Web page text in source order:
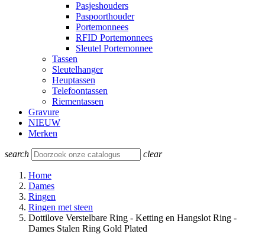
Pasjeshouders
Paspoorthouder
Portemonnees
RFID Portemonnees
Sleutel Portemonnee
Tassen
Sleutelhanger
Heuptassen
Telefoontassen
Riementassen
Gravure
NIEUW
Merken
search clear
Home
Dames
Ringen
Ringen met steen
Dottilove Verstelbare Ring - Ketting en Hangslot Ring -
Dames Stalen Ring Gold Plated